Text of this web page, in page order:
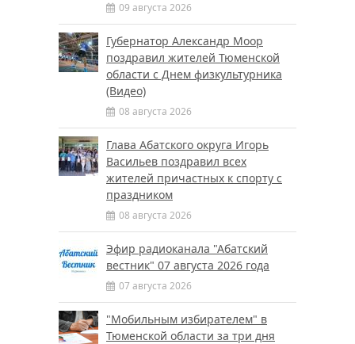
09 августа 2026
Губернатор Александр Моор
поздравил жителей Тюменской
области с Днем физкультурника
(Видео)
08 августа 2026
Глава Абатского округа Игорь
Васильев поздравил всех
жителей причастных к спорту с
праздником
08 августа 2026
Эфир радиоканала "Абатский
вестник" 07 августа 2026 года
07 августа 2026
"Мобильным избирателем" в
Тюменской области за три дня